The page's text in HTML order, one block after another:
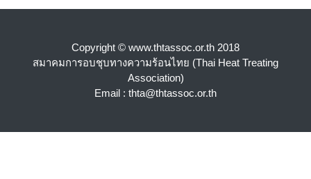
Copyright © www.thtassoc.or.th 2018
สมาคมการอบชุบทางความร้อนไทย (Thai Heat Treating
Association)
Email : thta@thtassoc.or.th